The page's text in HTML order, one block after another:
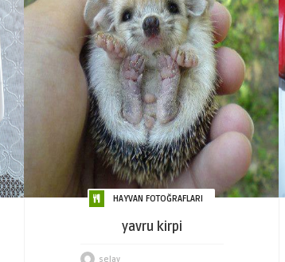
HAYVAN FOTOĞRAFLARI
yavru kirpi
selay